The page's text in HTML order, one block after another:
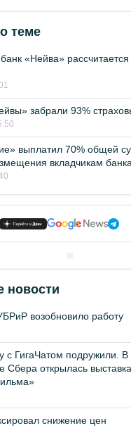
теме
«Нейва»
забрали 93%
выплатил 70% общей
вкладчикам
новости
возобновило работу
с ГигаЧатом подружили. В
Сбера открылась
снижение цен